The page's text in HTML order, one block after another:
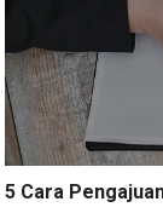
5 Cara